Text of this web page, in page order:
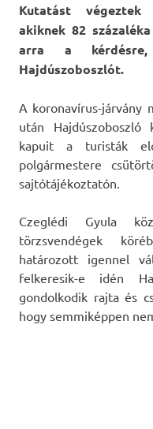
Kutatást végeztek
akiknek 82
arra a
Hajdúszoboszlót.
A koronavírus-járvány
után
kapuit a turisták
polgármestere
sajtótájékoztatón.
Czeglédi Gyula
törzsvendégek
határozott igennel
felkeresik-e idén
gondolkodik rajta és
hogy semmiképpen